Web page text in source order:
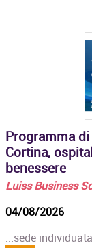
Programma
Cortina,
benessere
Luiss Business
04/08/2026
...sede